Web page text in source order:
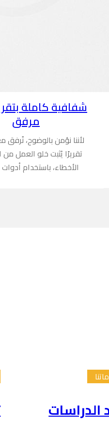
شفافية كاملة
مرفق
لأننا نؤمن بالوضوح،
تقريرًا يُثبت خلو العمل من
الأخطاء، باستخدام
الدراسات